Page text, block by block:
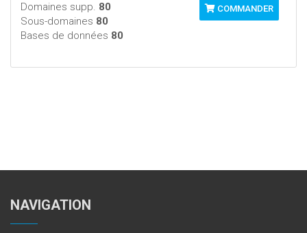
Domaines supp. 80
Sous-domaines 80
Bases de données 80
COMMANDER
NAVIGATION